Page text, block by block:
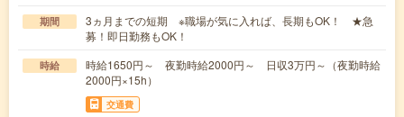
期間
3ヵ月までの短期 ※職場が気に入れば、長期もOK！ ★急
募！即日勤務もOK！
時給
時給1650円～ 夜勤時給2000円～ 日収3万円～（夜勤時給
2000円×15h）
交通費